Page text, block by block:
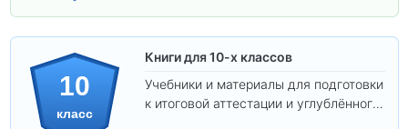
10
класс
Книги для 10-х классов
Учебники и материалы для подготовки
к итоговой аттестации и углублённого